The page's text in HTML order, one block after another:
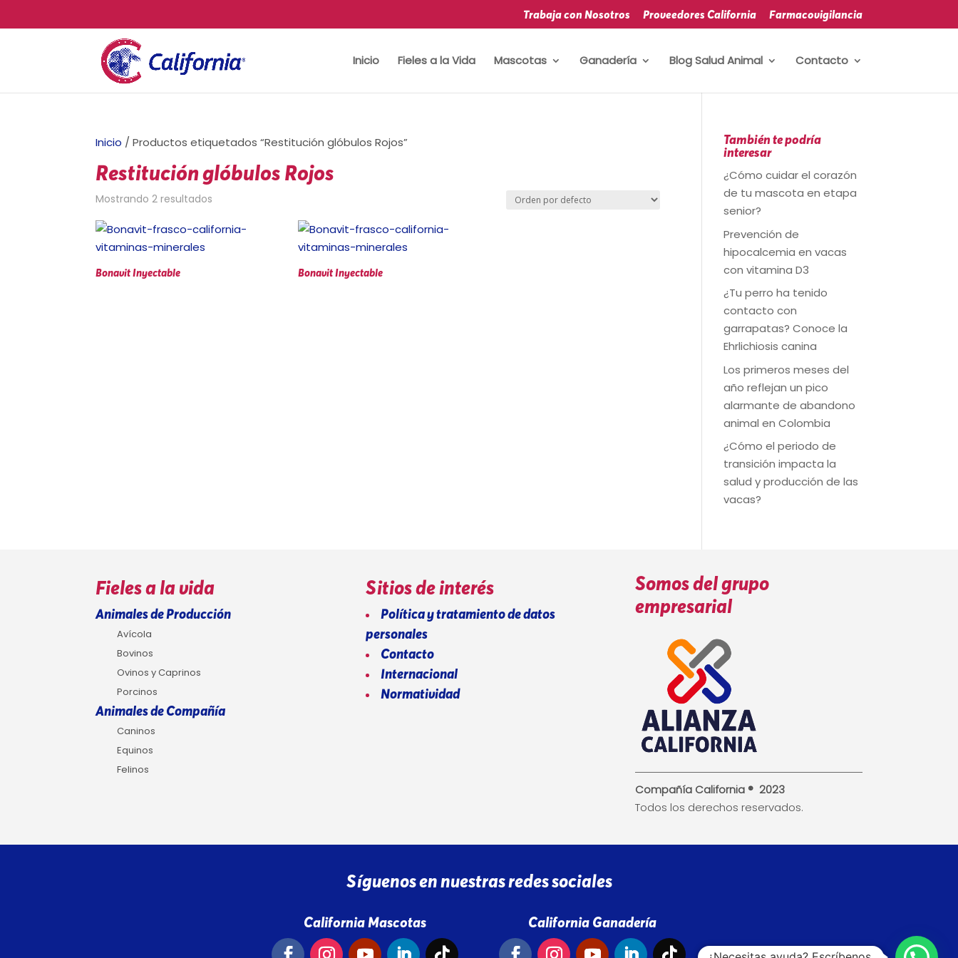
Trabaja con Nosotros Proveedores California Farmacovigilancia
Inicio Fieles a la Vida Mascotas Ganadería Blog Salud Animal Contacto
Inicio / Productos etiquetados “Restitución glóbulos Rojos”
Restitución glóbulos Rojos
Mostrando 2 resultados
Bonavit Inyectable Bonavit Inyectable
También te podría
interesar
¿Cómo cuidar el corazón
de tu mascota en etapa
senior?
Prevención de
hipocalcemia en vacas
con vitamina D3
¿Tu perro ha tenido
contacto con
garrapatas? Conoce la
Ehrlichiosis canina
Los primeros meses del
año reflejan un pico
alarmante de abandono
animal en Colombia
¿Cómo el periodo de
transición impacta la
salud y producción de las
vacas?
Fieles a la vida
Animales de Producción
Avícola
Bovinos
Ovinos y Caprinos
Porcinos
Animales de Compañía
Caninos
Equinos
Felinos
Sitios de interés
Política y tratamiento de datos
personales
Contacto
Internacional
Normatividad
Somos del grupo
empresarial
Compañía California ® 2023
Todos los derechos reservados.
Síguenos en nuestras redes sociales
California Mascotas California Ganadería